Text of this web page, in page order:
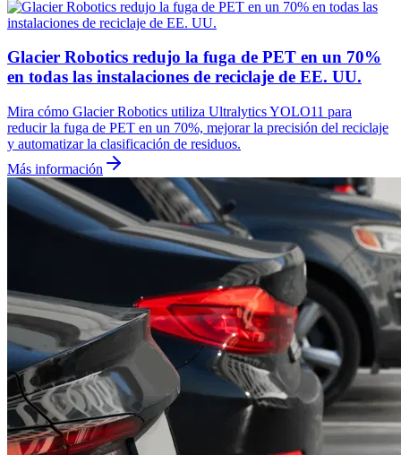
Glacier Robotics redujo la fuga de PET en un 70%
en todas las instalaciones de reciclaje de EE. UU.
Mira cómo Glacier Robotics utiliza Ultralytics YOLO11 para
reducir la fuga de PET en un 70%, mejorar la precisión del reciclaje
y automatizar la clasificación de residuos.
Más información